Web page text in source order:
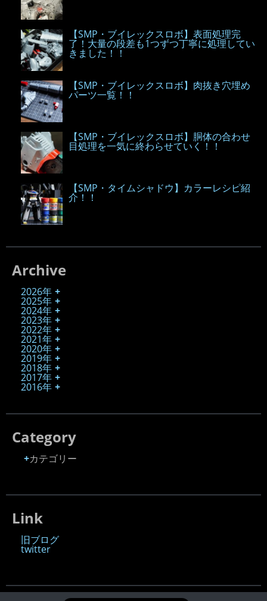
【SMP・ブイレックスロボ】表面処理完
了！大量の段差も1つずつ丁寧に処理してい
きました！！
【SMP・ブイレックスロボ】肉抜き穴埋め
パーツ一覧！！
【SMP・ブイレックスロボ】胴体の合わせ
目処理を一気に終わらせていく！！
【SMP・タイムシャドウ】カラーレシピ紹
介！！
Archive
2026年
2025年
2024年
2023年
2022年
2021年
2020年
2019年
2018年
2017年
2016年
Category
カテゴリー
Link
旧ブログ
twitter